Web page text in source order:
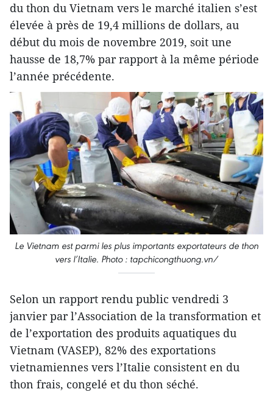
du thon du Vietnam vers le marché italien s’est
élevée à près de 19,4 millions de dollars, au
début du mois de novembre 2019, soit une
hausse de 18,7% par rapport à la même période
l’année précédente.
Le Vietnam est parmi les plus importants exportateurs de thon
vers l’Italie. Photo : tapchicongthuong.vn/
Selon un rapport rendu public vendredi 3
janvier par l’Association de la transformation et
de l’exportation des produits aquatiques du
Vietnam (VASEP), 82% des exportations
vietnamiennes vers l’Italie consistent en du
thon frais, congelé et du thon séché.